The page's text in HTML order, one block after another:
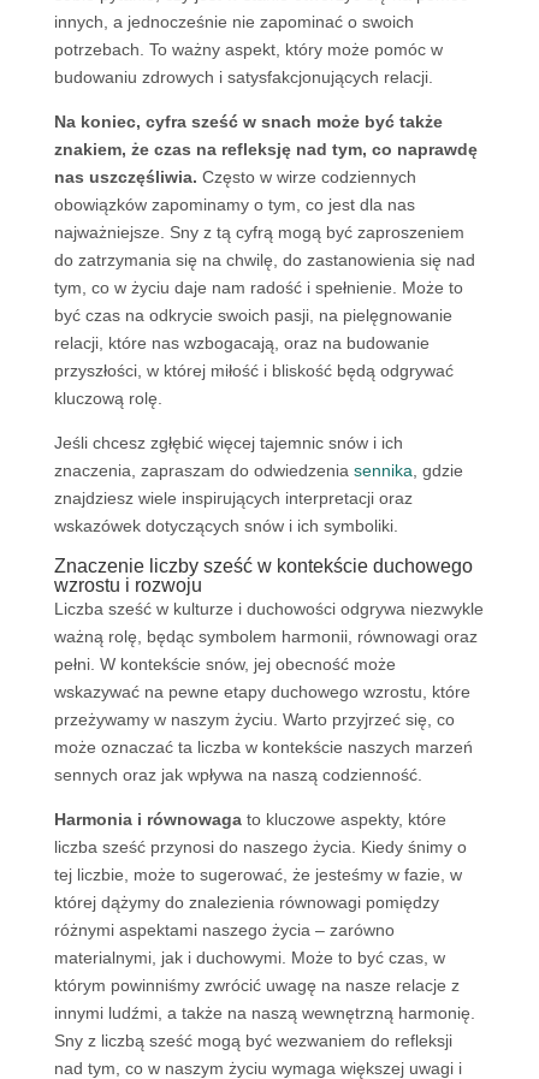
innych, a jednocześnie nie zapominać o swoich
potrzebach. To ważny aspekt, który może pomóc w
budowaniu zdrowych i satysfakcjonujących relacji.
Na koniec, cyfra sześć w snach może być także
znakiem, że czas na refleksję nad tym, co naprawdę
nas uszczęśliwia. Często w wirze codziennych
obowiązków zapominamy o tym, co jest dla nas
najważniejsze. Sny z tą cyfrą mogą być zaproszeniem
do zatrzymania się na chwilę, do zastanowienia się nad
tym, co w życiu daje nam radość i spełnienie. Może to
być czas na odkrycie swoich pasji, na pielęgnowanie
relacji, które nas wzbogacają, oraz na budowanie
przyszłości, w której miłość i bliskość będą odgrywać
kluczową rolę.
Jeśli chcesz zgłębić więcej tajemnic snów i ich
znaczenia, zapraszam do odwiedzenia sennika , gdzie
znajdziesz wiele inspirujących interpretacji oraz
wskazówek dotyczących snów i ich symboliki.
Znaczenie liczby sześć w kontekście duchowego
wzrostu i rozwoju
Liczba sześć w kulturze i duchowości odgrywa niezwykle
ważną rolę, będąc symbolem harmonii, równowagi oraz
pełni. W kontekście snów, jej obecność może
wskazywać na pewne etapy duchowego wzrostu, które
przeżywamy w naszym życiu. Warto przyjrzeć się, co
może oznaczać ta liczba w kontekście naszych marzeń
sennych oraz jak wpływa na naszą codzienność.
Harmonia i równowagato kluczowe aspekty, które
liczba sześć przynosi do naszego życia. Kiedy śnimy o
tej liczbie, może to sugerować, że jesteśmy w fazie, w
której dążymy do znalezienia równowagi pomiędzy
różnymi aspektami naszego życia – zarówno
materialnymi, jak i duchowymi. Może to być czas, w
którym powinniśmy zwrócić uwagę na nasze relacje z
innymi ludźmi, a także na naszą wewnętrzną harmonię.
Sny z liczbą sześć mogą być wezwaniem do refleksji
nad tym, co w naszym życiu wymaga większej uwagi i